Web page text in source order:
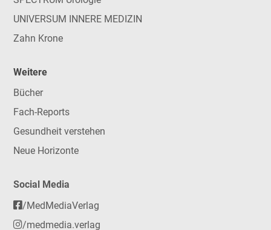
UNIVERSUM INNERE MEDIZIN
Zahn Krone
Weitere
Bücher
Fach-Reports
Gesundheit verstehen
Neue Horizonte
Social Media
/MedMediaVerlag
/medmedia.verlag